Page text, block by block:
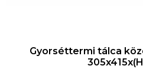
Gyorséttermi tálca